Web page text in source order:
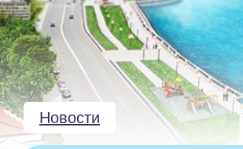
Новости